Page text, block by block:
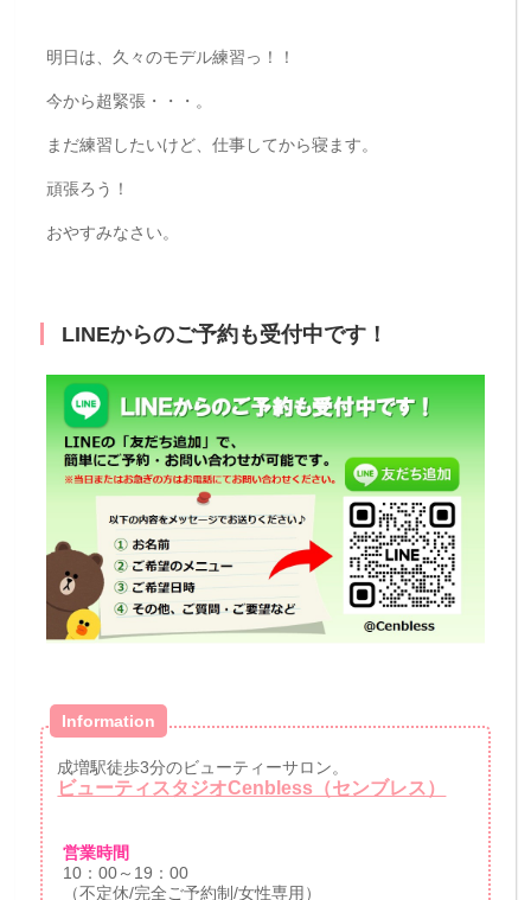
明日は、久々のモデル練習っ！！
今から超緊張・・・。
まだ練習したいけど、仕事してから寝ます。
頑張ろう！
おやすみなさい。
LINEからのご予約も受付中です！
Information
成増駅徒歩3分のビューティーサロン。
ビューティスタジオCenbless（センブレス）
営業時間
10：00～19：00
（不定休/完全ご予約制/女性専用）